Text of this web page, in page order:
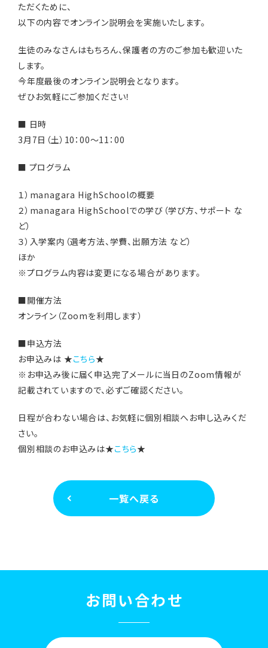
ただくために、
以下の内容でオンライン説明会を実施いたします。
生徒のみなさんはもちろん、保護者の方のご参加も歓迎いた
します。
今年度最後のオンライン説明会となります。
ぜひお気軽にご参加ください！
■ 日時
3月7日（土）10：00～11：00
■ プログラム
１）managara HighSchoolの概要
２）managara HighSchoolでの学び（学び方、サポート な
ど）
３）入学案内（選考方法、学費、出願方法 など）
ほか
※プログラム内容は変更になる場合があります。
■開催方法
オンライン（Zoomを利用します）
■申込方法
お申込みは ★こちら★
※お申込み後に届く申込完了メールに当日のZoom情報が
記載されていますので、必ずご確認ください。
日程が合わない場合は、お気軽に個別相談へお申し込みくだ
さい。
個別相談のお申込みは★こちら★
一覧へ戻る
お問い合わせ